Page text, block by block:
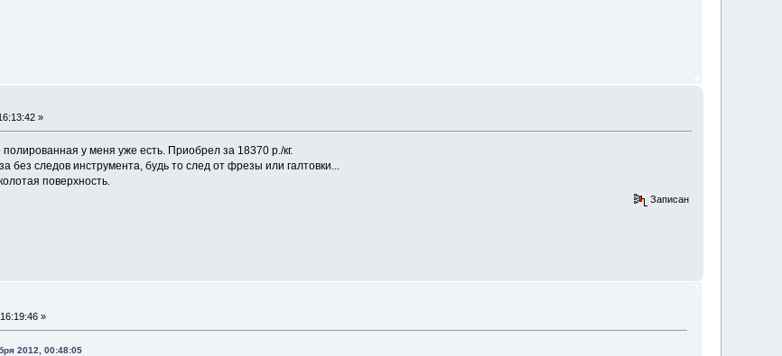
»
у меня уже есть. Приобрел за 18370 р./кг.
без следов инструмента, будь то след от фрезы или галтовки...
поверхность.
Записан
»
2012, 00:48:05